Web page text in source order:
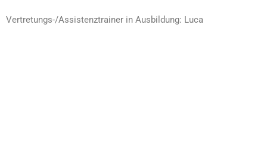
Vertretungs-/Assistenztrainer in Ausbildung: Luca